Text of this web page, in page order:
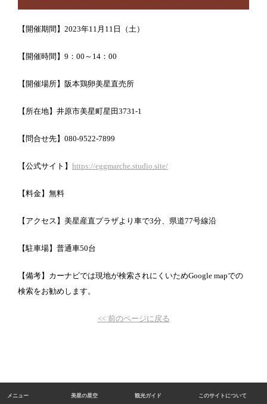
【開催期間】2023年11月11日（土）
【開催時間】9：00～14：00
【開催場所】阪本鶏卵美星直売所
【所在地】井原市美星町星田3731-1
【問合せ先】080-9522-7899
【公式サイト】 https://eggmarche.studio.site/
【料金】無料
【アクセス】美星産直プラザより車で3分、県道77号線沿
【駐車場】普通車50台
【備考】カーナビでは現地が検索されにくいためGoogle mapでの
検索をお勧めします。
<< 前のページに戻る
メニュー 美星の星空 観光ガイド このサイトについて